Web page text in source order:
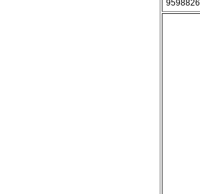
9598826